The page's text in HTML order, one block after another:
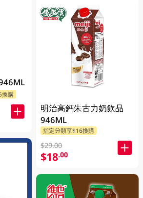
換購
明治高鈣朱古力奶飲品
946ML
指定分類享$16換購
$29.00
$18.00